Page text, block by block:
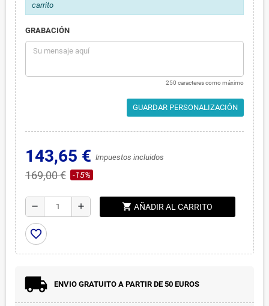
carrito
GRABACIÓN
250 caracteres como máximo
GUARDAR PERSONALIZACIÓN
143,65 € Impuestos incluidos
169,00 € -15%
remove add shopping_cart AÑADIR AL CARRITO
favorite_border
ENVIO GRATUITO A PARTIR DE 50 EUROS